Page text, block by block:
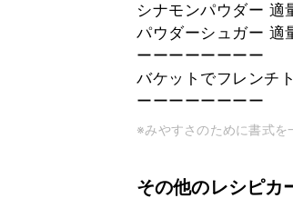
シナモンパウダー 適
パウダーシュガー 適
ーーーーーーーー
バケットでフレンチ
ーーーーーーーー
※みやすさのために書式を
その他のレシピカ